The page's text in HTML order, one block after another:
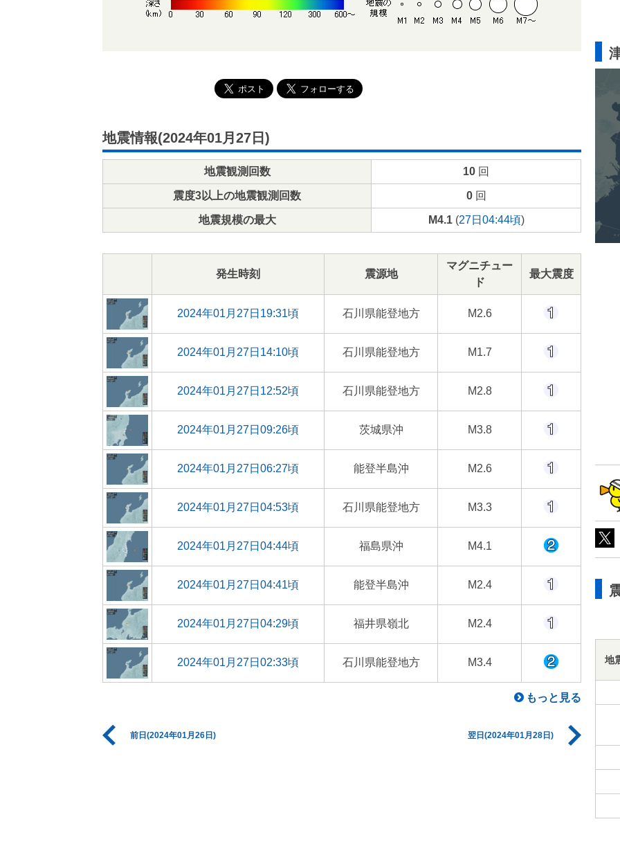
地震情報(2024年01月27日)
地震観測回数 10 回
震度3以上の地震観測回数 0回
地震規模の最大 M4.1(27日04:44頃)
発生時刻 震源地
マグニチュー
ド
最大震度
2024年01月27日19:31頃 石川県能登地方 M2.6
2024年01月27日14:10頃 石川県能登地方 M1.7
2024年01月27日12:52頃 石川県能登地方 M2.8
2024年01月27日09:26頃 茨城県沖 M3.8
2024年01月27日06:27頃 能登半島沖 M2.6
2024年01月27日04:53頃 石川県能登地方 M3.3
2024年01月27日04:44頃 福島県沖 M4.1
2024年01月27日04:41頃 能登半島沖 M2.4
2024年01月27日04:29頃 福井県嶺北 M2.4
2024年01月27日02:33頃 石川県能登地方 M3.4
もっと見る
前日(2024年01月26日) 翌日(2024年01月28日)
地